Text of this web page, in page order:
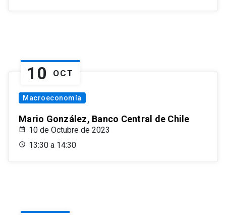
10 OCT
Macroeconomía
Mario González, Banco Central de Chile
10 de Octubre de 2023
13:30 a 14:30